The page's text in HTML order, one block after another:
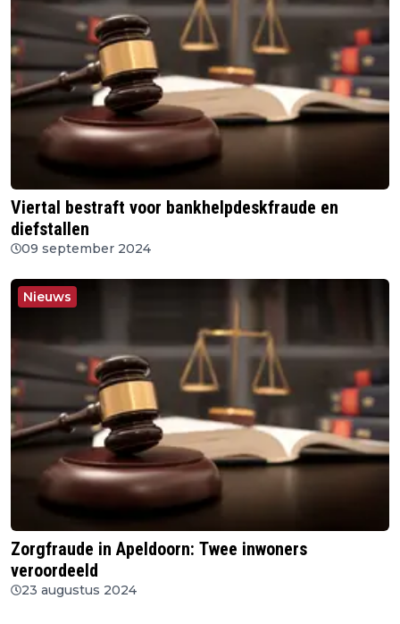
Viertal bestraft voor bankhelpdeskfraude en
diefstallen
09 september 2024
Nieuws
Zorgfraude in Apeldoorn: Twee inwoners
veroordeeld
23 augustus 2024